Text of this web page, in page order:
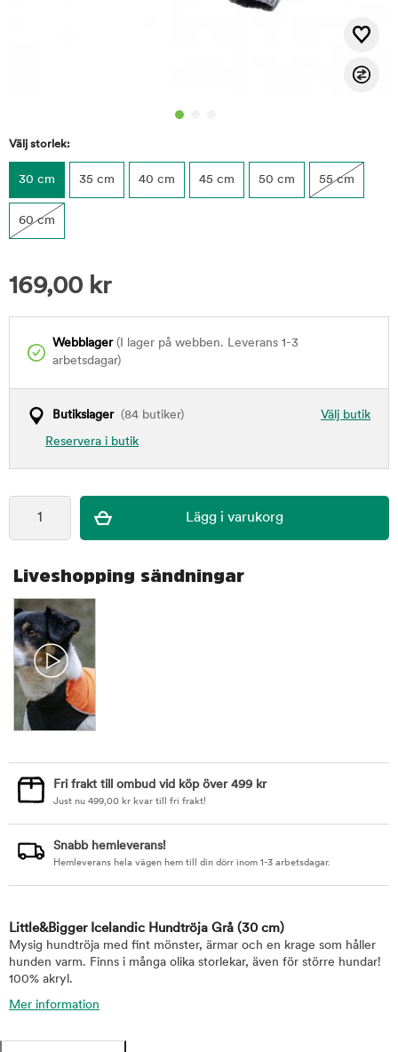
Välj storlek:
30 cm 35 cm 40 cm 45 cm 50 cm 55 cm
60 cm
169,00 kr
Webblager(I lager på webben. Leverans 1-3
arbetsdagar)
Välj butik
Butikslager(84 butiker)
Reservera i butik
Liveshopping sändningar
Fri frakt till ombud vid köp över 499 kr
Just nu 499,00 kr kvar till fri frakt!
Snabb hemleverans!
Hemleverans hela vägen hem till din dörr inom 1-3 arbetsdagar.
Little&Bigger Icelandic Hundtröja Grå (30 cm)
Mysig hundtröja med fint mönster, ärmar och en krage som håller
hunden varm. Finns i många olika storlekar, även för större hundar!
100% akryl.
Mer information